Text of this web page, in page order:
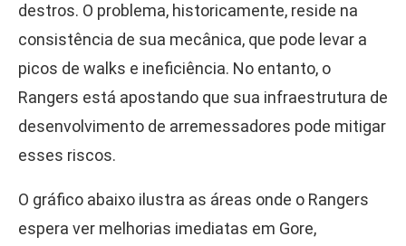
destros. O problema, historicamente, reside na
consistência de sua mecânica, que pode levar a
picos de walks e ineficiência. No entanto, o
Rangers está apostando que sua infraestrutura de
desenvolvimento de arremessadores pode mitigar
esses riscos.
O gráfico abaixo ilustra as áreas onde o Rangers
espera ver melhorias imediatas em Gore,